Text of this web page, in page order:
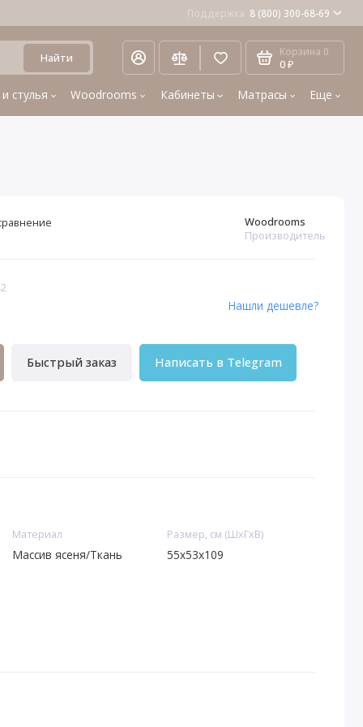
Поддержка 8 (800) 300-68-69
Найти Корзина 0
0 ₽
стулья Woodrooms Кабинеты Матрасы Еще
Woodrooms
Производитель
Быстрый заказ Написать в Telegram
Нашли дешевле?
Материал
Массив ясеня/Ткань
Размер, см (ШхГхВ)
55х53х109